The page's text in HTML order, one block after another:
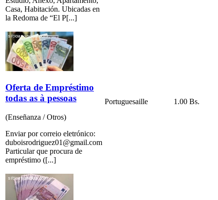
Casa, Habitación. Ubicadas en
la Redoma de “El P[...]
Oferta de Empréstimo
todas as à pessoas
(Enseñanza / Otros)
Enviar por correio eletrónico:
duboisrodriguez01@gmail.com
Particular que procura de
empréstimo ([...]
Portuguesaille 1.00 Bs.